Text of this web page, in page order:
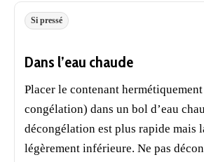
Si pressé
Dans l’eau chaude
Placer le contenant
congélation) dans un bol d’eau
décongélation est plus rapide mais
légèrement inférieure. Ne pas